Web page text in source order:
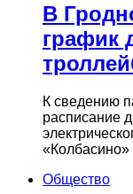
В
график
К сведению
расписание
Общество